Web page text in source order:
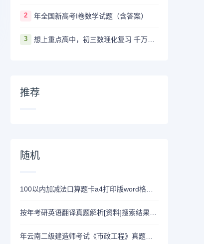
2 年全国新高考I卷数学试题（含答案）
3 想上重点高中，初三数理化复习 千万不要盲目刷真题卷和模拟卷！
推荐
随机